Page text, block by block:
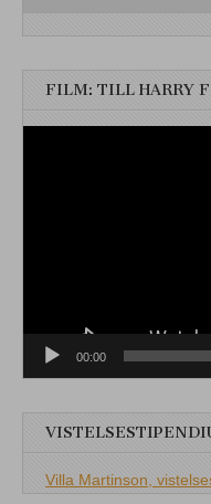
FILM: TILL HARRY
00:00
Villa Martinson,